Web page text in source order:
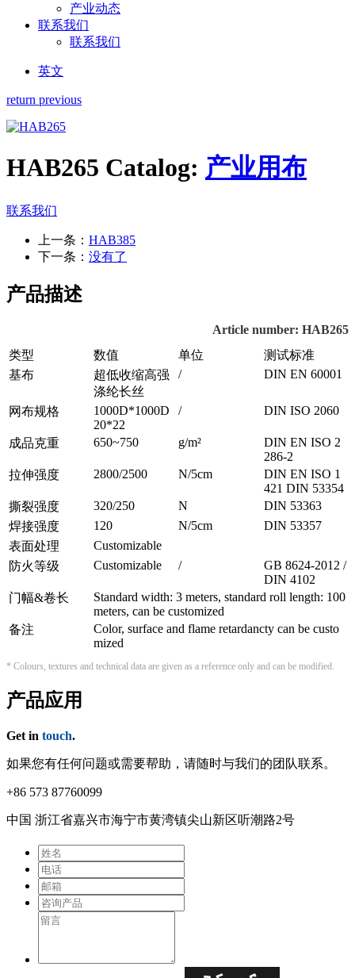
产业动态
联系我们
联系我们
英文
return previous
HAB265 Catalog: 产业用布
联系我们
上一条： HAB385
下一条： 没有了
产品描述
Article number: HAB265
类型
数值 单位
测试标准
基布
超低收缩高强
涤纶长丝
/ DIN EN 60001
网布规格
1000D*1000D
20*22
/ DIN ISO 2060
成品克重 650~750 g/m²
DIN EN ISO 2
286-2
拉伸强度
2800/2500 N/5cm
DIN EN ISO 1
421 DIN 53354
撕裂强度
320/250 N
DIN 53363
焊接强度
120 N/5cm
DIN 53357
表面处理
Customizable
防火等级
Customizable /
GB 8624-2012 /
DIN 4102
门幅&卷长
Standard width: 3 meters, standard roll length: 100
meters, can be customized
备注
Color, surface and flame retardancty can be custo
mized
* Colours, textures and technical data are given as a reference only and can be modified.
产品应用
Get in touch.
如果您有任何问题或需要帮助，请随时与我们的团队联系。
+86 573 87760099
中国 浙江省嘉兴市海宁市⻩湾镇尖⼭新区听潮路2号